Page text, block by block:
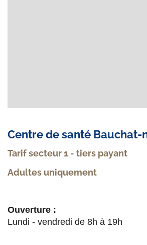
Centre de santé Bauchat-
Tarif secteur 1 - tiers payant
Adultes uniquement
Ouverture :
Lundi - vendredi de 8h à 19h